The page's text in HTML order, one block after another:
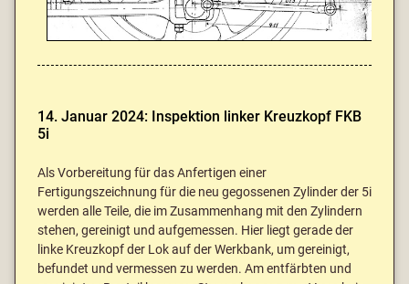
14. Januar 2024: Inspektion linker Kreuzkopf FKB
5i
Als Vorbereitung für das Anfertigen einer
Fertigungszeichnung für die neu gegossenen Zylinder der 5i
werden alle Teile, die im Zusammenhang mit den Zylindern
stehen, gereinigt und aufgemessen. Hier liegt gerade der
linke Kreuzkopf der Lok auf der Werkbank, um gereinigt,
befundet und vermessen zu werden. Am entfärbten und